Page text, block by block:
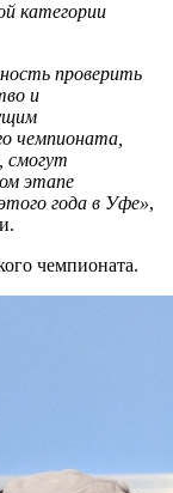
категории
проверить
и
чемпионата,
смогут
этапе
года в Уфе»,
чемпионата.